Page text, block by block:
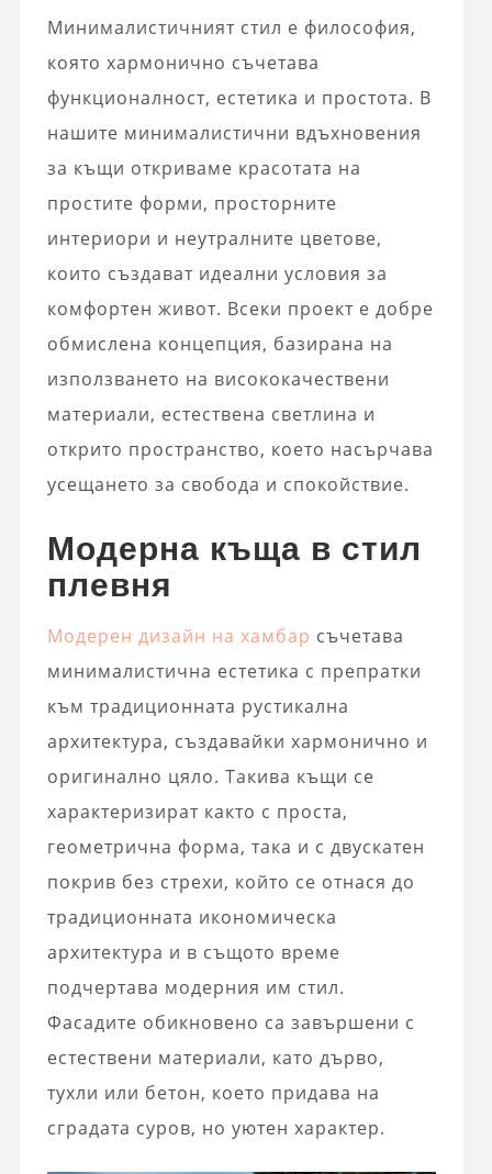
Минималистичният стил е философия,
която хармонично съчетава
функционалност, естетика и простота. В
нашите минималистични вдъхновения
за къщи откриваме красотата на
простите форми, просторните
интериори и неутралните цветове,
които създават идеални условия за
комфортен живот. Всеки проект е добре
обмислена концепция, базирана на
използването на висококачествени
материали, естествена светлина и
открито пространство, което насърчава
усещането за свобода и спокойствие.
Модерна къща в стил
плевня
Модерен дизайн на хамбар съчетава
минималистична естетика с препратки
към традиционната рустикална
архитектура, създавайки хармонично и
оригинално цяло. Такива къщи се
характеризират както с проста,
геометрична форма, така и с двускатен
покрив без стрехи, който се отнася до
традиционната икономическа
архитектура и в същото време
подчертава модерния им стил.
Фасадите обикновено са завършени с
естествени материали, като дърво,
тухли или бетон, което придава на
сградата суров, но уютен характер.